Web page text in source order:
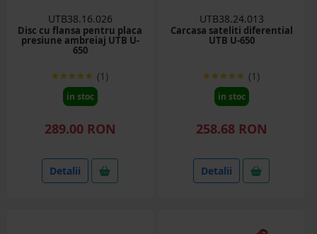
UTB38.16.026
Disc cu flansa pentru placa
presiune ambreiaj UTB U-
650
(1)
in stoc
289.00 RON
Detalii
UTB38.24.013
Carcasa sateliti diferential
UTB U-650
(1)
in stoc
258.68 RON
Detalii